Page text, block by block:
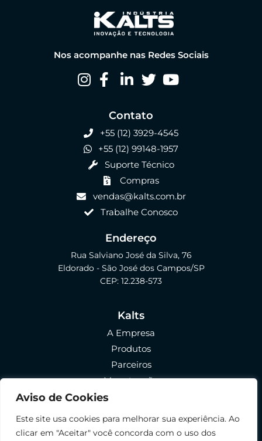
Aviso de Cookies
Este site usa cookies para melhorar sua experiência. Ao
clicar em "Aceitar" você concorda com o uso dos
Nos acompanhe nas Redes Sociais
Contato
+55 (12) 3929-4545
+55 (12) 99148-1957
Suporte Técnico
Compras
vendas@kalts.com.br
Trabalhe Conosco
Endereço
Rua Salviano José da Silva, 76
Eldorado - São José dos Campos/SP
CEP: 12.238-573
Kalts
A Empresa
Produtos
Parceiros
Manutenção
Política de Envio e Devolução